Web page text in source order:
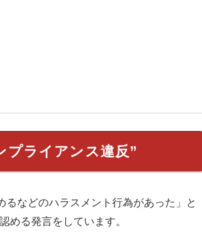
プライアンス違反”
などのハラスメント行為があった」と
める発言をしています。